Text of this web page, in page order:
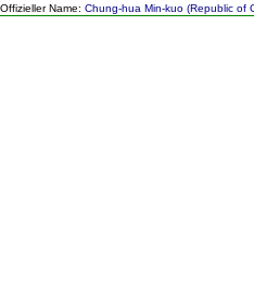
, Offizieller Name: Chung-hua Min-kuo (Republic of